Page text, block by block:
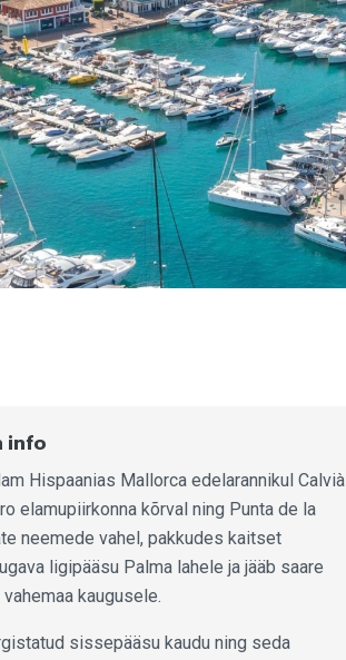
info
Hispaanias Mallorca edelarannikul Calvià
elamupiirkonna kõrval ning Punta de la
neemede vahel, pakkudes kaitset
ligipääsu Palma lahele ja jääb saare
kaugusele.
sissepääsu kaudu ning seda